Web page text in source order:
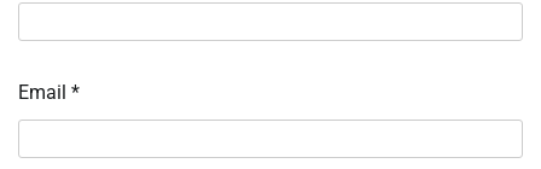
Email *